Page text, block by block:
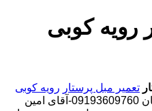
رویه کوبی
تعمیر مبل پرستار رویه کوبی
30 در صد تخفیف بیمه رایگان 09193609760-آقای امین